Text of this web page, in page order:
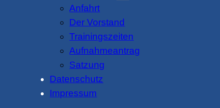
Anfahrt
Der Vorstand
Trainingszeiten
Aufnahmeantrag
Satzung
Datenschutz
Impressum